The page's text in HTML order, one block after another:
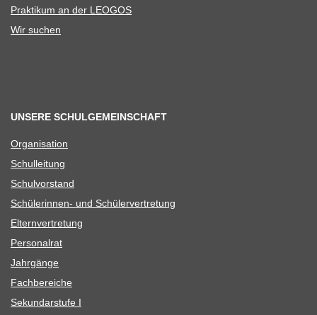
Prak­ti­kum an der LEOGOS
Wir suchen
UNSERE SCHULGEMEINSCHAFT
Orga­ni­sa­tion
Schul­lei­tung
Schul­vor­stand
Schü­le­rin­nen- und Schülervertretung
Eltern­ver­tre­tung
Per­so­nal­rat
Jahr­gänge
Fach­be­rei­che
Sekun­dar­stufe I